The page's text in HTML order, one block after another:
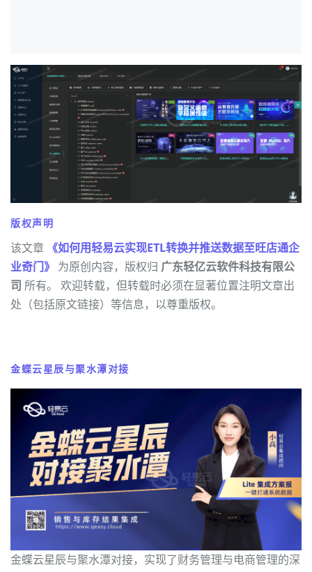
版权声明
该文章 《如何用轻易云实现ETL转换并推送数据至旺店通企
业奇门》 为原创内容，版权归 广东轻亿云软件科技有限公
司 所有。 欢迎转载，但转载时必须在显著位置注明文章出
处（包括原文链接）等信息，以尊重版权。
金蝶云星辰与聚水潭对接
金蝶云星辰与聚水潭对接，实现了财务管理与电商管理的深